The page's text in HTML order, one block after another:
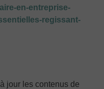
en-entreprise-
regissant-
jour les contenus de